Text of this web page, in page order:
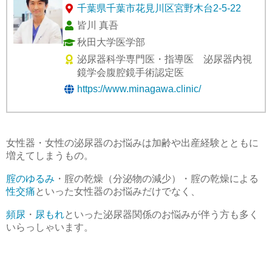
千葉県千葉市花見川区宮野木台2-5-22
皆川 真吾
秋田大学医学部
泌尿器科学専門医・指導医 泌尿器内視
鏡学会腹腔鏡手術認定医
https://www.minagawa.clinic/
女性器・女性の泌尿器のお悩みは加齢や出産経験とともに
増えてしまうもの。
腟のゆるみ ・腟の乾燥（分泌物の減少）・腟の乾燥による
性交痛 といった女性器のお悩みだけでなく、
頻尿 ・ 尿もれといった泌尿器関係のお悩みが伴う方も多く
いらっしゃいます。